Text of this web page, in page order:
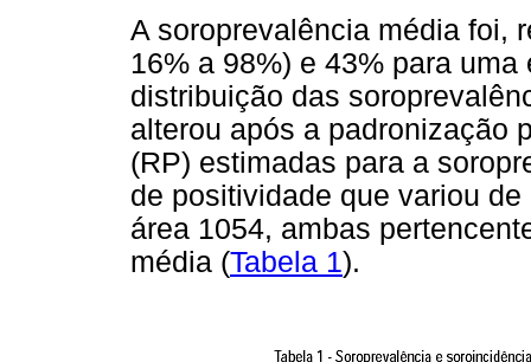
A soroprevalência média foi,
16% a 98%) e 43% para
distribuição das
alterou após a padronização
(RP) estimadas para a
de positividade que variou
área 1054, ambas
média (Tabela 1).